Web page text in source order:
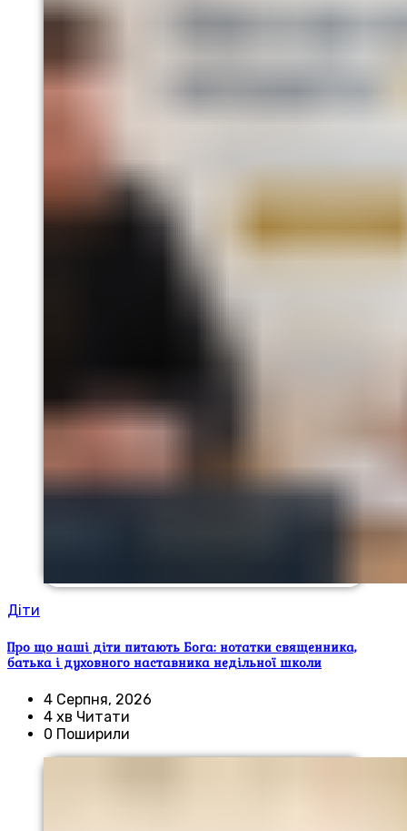
Діти
Про що наші діти питають Бога: нотатки священника,
батька і духовного наставника недільної школи
4 Серпня, 2026
4 хв Читати
0 Поширили